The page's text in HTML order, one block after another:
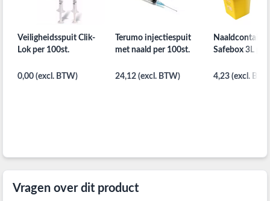
Veiligheidsspuit Clik-
Lok per 100st.
0,00 (excl. BTW)
Terumo injectiespuit
met naald per 100st.
24,12 (excl. BTW)
Naaldcontainer
Safebox 3L per
4,23 (excl.
Vragen over dit product